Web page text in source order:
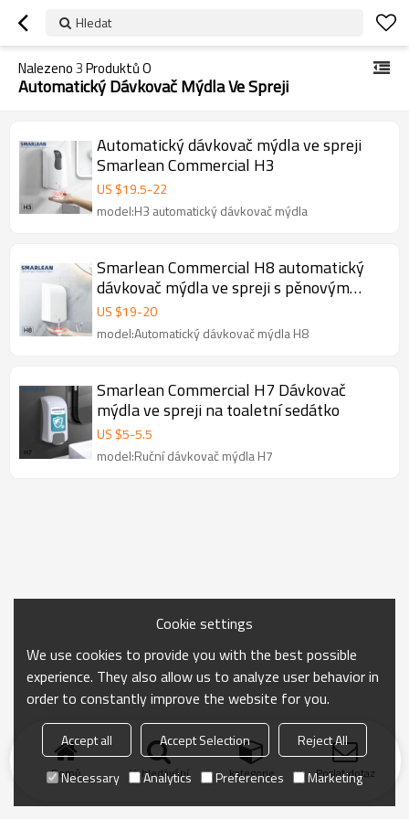
Hledat
Nalezeno3Produktů O
Automatický Dávkovač Mýdla Ve Spreji
Automatický dávkovač mýdla ve spreji
Smarlean Commercial H3
US $19.5-22
model:H3 automatický dávkovač mýdla
Smarlean Commercial H8 automatický
dávkovač mýdla ve spreji s pěnovým
mlékem
US $19-20
model:Automatický dávkovač mýdla H8
Smarlean Commercial H7 Dávkovač
mýdla ve spreji na toaletní sedátko
US $5-5.5
model:Ruční dávkovač mýdla H7
Domů Vyhledávání kategorie Poslat dotaz
Cookie settings
We use cookies to provide you with the best possible
experience. They also allow us to analyze user behavior in
order to constantly improve the website for you.
Accept all Accept Selection
Reject All
Necessary
Analytics Preferences Marketing